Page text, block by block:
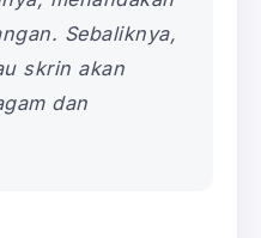
Sebaliknya,
skrin akan
dan